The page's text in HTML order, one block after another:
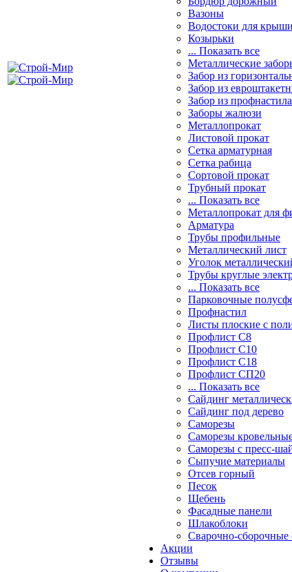
Вазоны
Водостоки для крыши
Козырьки
... Показать все
Металлические
Забор из
Забор из
Забор из профнастила
Заборы жалюзи
Металлопрокат
Листовой прокат
Сетка арматурная
Сетка рабица
Сортовой прокат
Трубный прокат
... Показать все
Металлопрокат для
Арматура
Трубы профильные
Металлический лист
Уголок
Трубы круглые
... Показать все
Парковочные
Профнастил
Листы плоские с
Профлист С8
Профлист С10
Профлист С18
Профлист СП20
... Показать все
Сайдинг
Cайдинг под дерево
Саморезы
Саморезы
Саморезы с пресс-
Сыпучие материалы
Отсев горный
Песок
Щебень
Фасадные панели
Шлакоблоки
Сварочно-сборочные
Акции
Отзывы